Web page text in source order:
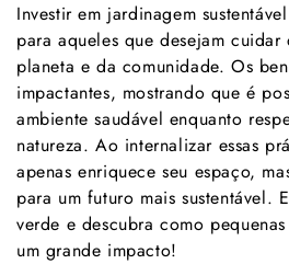
Investir em jardinagem
para aqueles que desejam
planeta e da comunidade. Os
impactantes, mostrando que é
ambiente saudável enquanto
natureza. Ao internalizar essas
apenas enriquece seu espaço,
para um futuro mais sustentável.
verde e descubra como
um grande impacto!